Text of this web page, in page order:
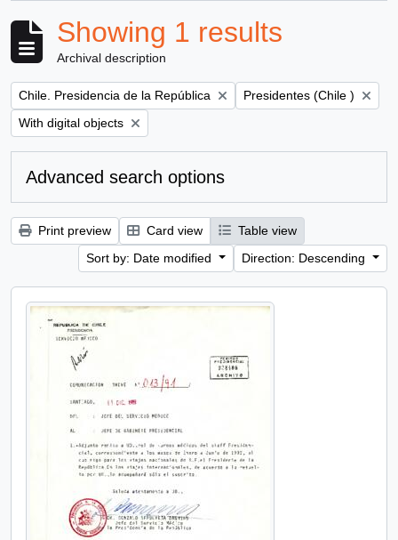
Showing 1 results
Archival description
Remove filter:
Chile. Presidencia de la República Remove filter:
Presidentes (Chile )
Remove filter:
With digital objects
Advanced search options
Print preview Card view
Table view
Sort by: Date modified
Direction: Descending